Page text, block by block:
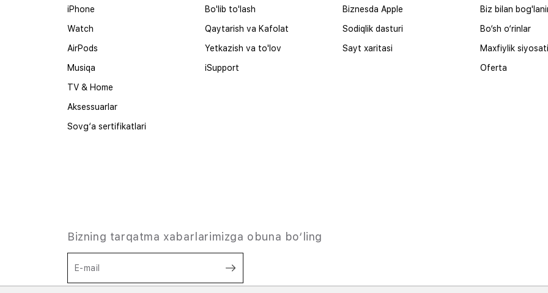
iPhone
Watch
AirPods
Musiqa
TV & Home
Aksessuarlar
Sovg‘a sertifikatlari
Bo'lib to'lash
Qaytarish va Kafolat
Yetkazish va to'lov
iSupport
Biznesda Apple
Sodiqlik dasturi
Sayt xaritasi
Biz bilan
Bo‘sh o‘rinlar
Maxfiylik siyosati
Oferta
Bizning tarqatma xabarlarimizga obuna bo‘ling
E-mail